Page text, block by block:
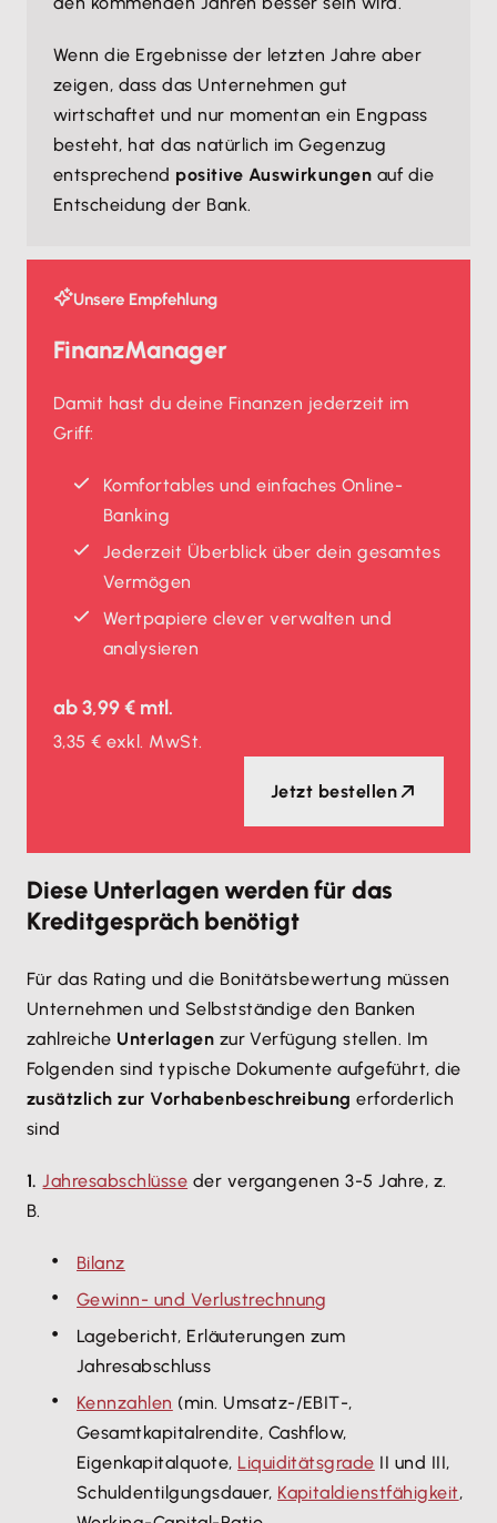
Wenn die Ergebnisse der letzten Jahre aber
zeigen, dass das Unternehmen gut
wirtschaftet und nur momentan ein Engpass
besteht, hat das natürlich im Gegenzug
entsprechend positive Auswirkungen auf die
Entscheidung der Bank.
Unsere Empfehlung
FinanzManager
Damit hast du deine Finanzen jederzeit im
Griff:
Komfortables und einfaches Online-
Banking
Jederzeit Überblick über dein gesamtes
Vermögen
Wertpapiere clever verwalten und
analysieren
ab3,99 € mtl.
3,35 €exkl. MwSt.
Jetzt bestellen
Diese Unterlagen werden für das
Kreditgespräch benötigt
Für das Rating und die Bonitätsbewertung müssen
Unternehmen und Selbstständige den Banken
zahlreiche Unterlagen zur Verfügung stellen. Im
Folgenden sind typische Dokumente aufgeführt, die
zusätzlich zur Vorhabenbeschreibung erforderlich
sind
1.Jahresabschlüsse der vergangenen 3-5 Jahre, z.
B.
Bilanz
Gewinn- und Verlustrechnung
Lagebericht, Erläuterungen zum
Jahresabschluss
Kennzahlen (min. Umsatz-/EBIT-,
Gesamtkapitalrendite, Cashflow,
Eigenkapitalquote, Liquiditätsgrade II und III,
Schuldentilgungsdauer, Kapitaldienstfähigkeit,